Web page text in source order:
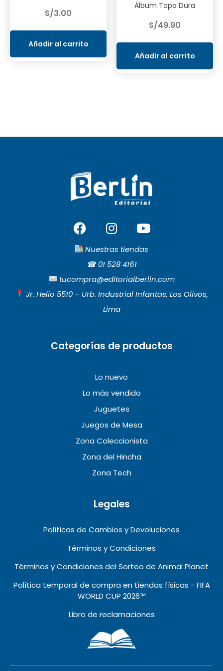
S/3.00
Añadir al carrito
Álbum Tapa Dura
S/49.90
Añadir al carrito
F
a
c
b
o
o
I
n
s
t
a
r
a
Y
o
u
u
b
e
Nuestras tiendas
☎︎01 528 4161
tucompra@editorialberlin.com
Jr. Helio 5510 – Urb. Industrial Infantas, Los Olivos,
Lima
Categorías de productos
Lo nuevo
Lo más vendido
Juguetes
Juegos de Mesa
Zona Coleccionista
Zona del Hincha
Zona Tech
Legales
Políticas de Cambios y Devoluciones
Términos y Condiciones
Términos y Condiciones del Sorteo de Animal Planet
Política temporal de compra en tiendas físicas - FIFA
WORLD CUP 2026™️
Libro de reclamaciones